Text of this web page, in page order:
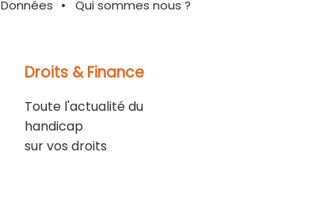
Données Qui sommes nous ?
Droits & Finance
Toute l'actualité du
handicap
sur vos droits